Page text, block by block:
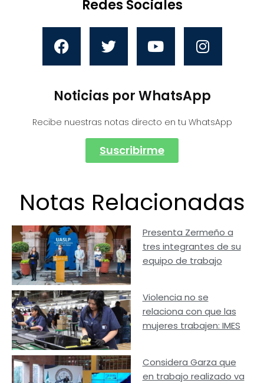
Redes Sociales
Noticias por WhatsApp
Recibe nuestras notas directo en tu WhatsApp
Suscribirme
Notas Relacionadas
Presenta Zermeño a
tres integrantes de su
equipo de trabajo
Violencia no se
relaciona con que las
mujeres trabajen: IMES
Considera Garza que
en trabajo realizado va